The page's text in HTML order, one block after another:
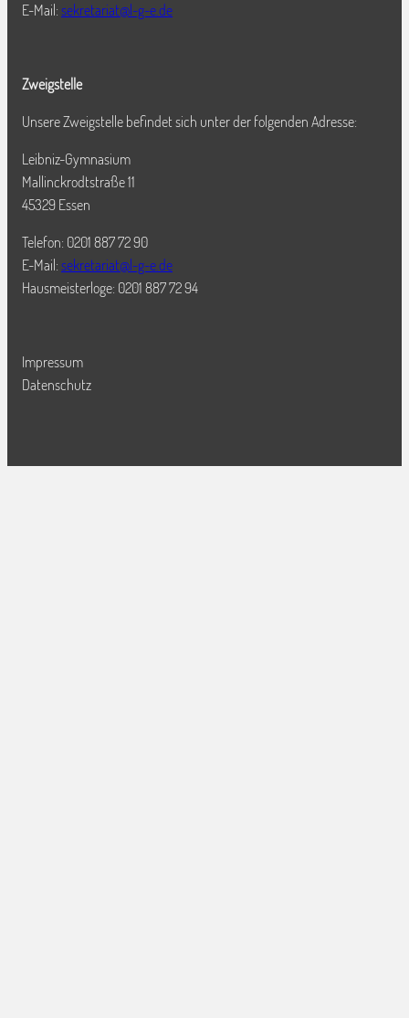
E-Mail: sekretariat@l-g-e.de
Zweigstelle
Unsere Zweigstelle befindet sich unter der folgenden Adresse:
Leibniz-Gymnasium
Mallinckrodtstraße 11
45329 Essen
Telefon: 0201 887 72 90
E-Mail: sekretariat@l-g-e.de
Hausmeisterloge: 0201 887 72 94
Impressum
Datenschutz